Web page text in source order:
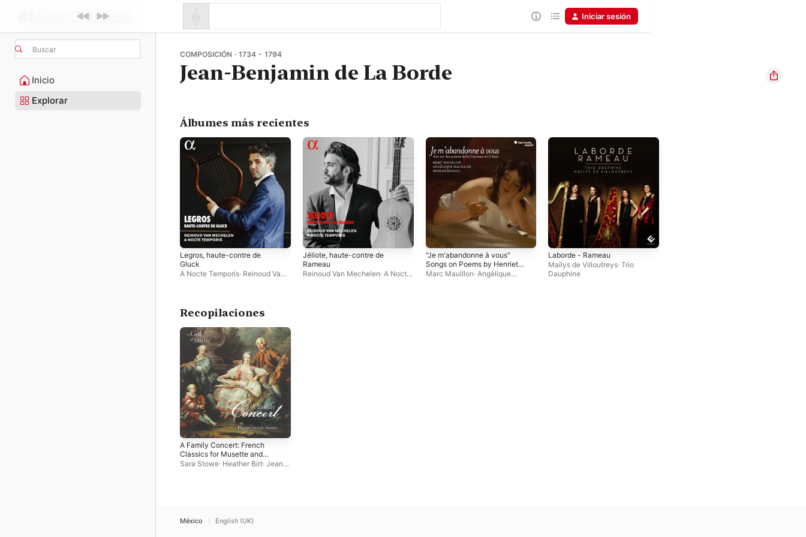
Buscar
Inicio
Explorar
Iniciar sesión
COMPOSICIÓN · 1734 - 1794
Jean-Benjamin de La Borde
Álbumes más recientes
Legros, haute-contre de
Gluck
A Nocte Temporis· Reinoud Van
Jéliote, haute-contre de
Rameau
Reinoud Van Mechelen· A Nocte
"Je m'abandonne à vous"
Songs on Poems by Henriette
de Coligny, Comtesse de La
Marc Mauillon· Angélique
Laborde - Rameau
Maïlys de Villoutreys·Trio
Dauphine
Recopilaciones
A Family Concert: French
Classics for Musette and
Violin
Sara Stowe· Heather Birt· Jean
México English (UK)